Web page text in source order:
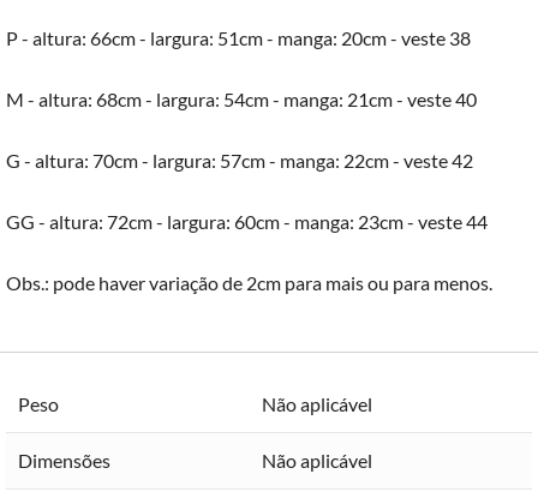
P - altura: 66cm - largura: 51cm - manga: 20cm - veste 38
M - altura: 68cm - largura: 54cm - manga: 21cm - veste 40
G - altura: 70cm - largura: 57cm - manga: 22cm - veste 42
GG - altura: 72cm - largura: 60cm - manga: 23cm - veste 44
Obs.: pode haver variação de 2cm para mais ou para menos.
Peso Não aplicável
Dimensões Não aplicável